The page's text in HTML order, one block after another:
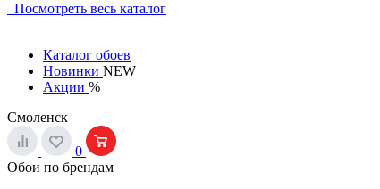
Посмотреть весь каталог
Каталог обоев
Новинки NEW
Акции %
Смоленск
0
Обои по брендам